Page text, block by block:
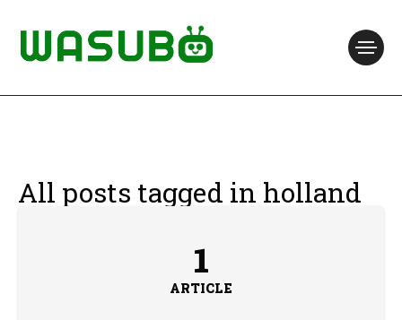
All posts tagged in holland
1
ARTICLE